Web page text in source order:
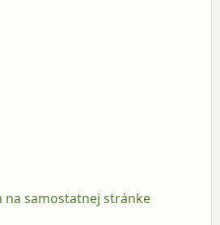
samostatnej stránke